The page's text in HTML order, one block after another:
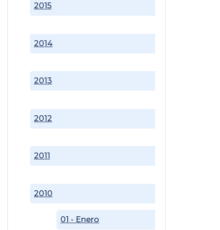
2010
01 - Enero
2011
2012
2013
2014
2015